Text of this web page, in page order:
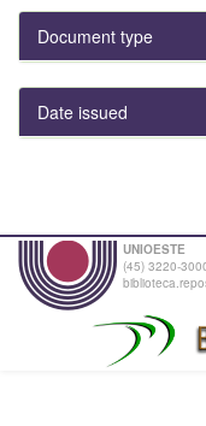
Document type
Date issued
UNIOESTE
(45) 3220-